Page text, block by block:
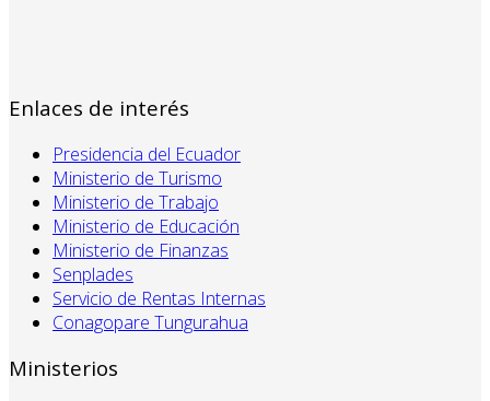
Enlaces de interés
Presidencia del Ecuador
Ministerio de Turismo
Ministerio de Trabajo
Ministerio de Educación
Ministerio de Finanzas
Senplades
Servicio de Rentas Internas
Conagopare Tungurahua
Ministerios